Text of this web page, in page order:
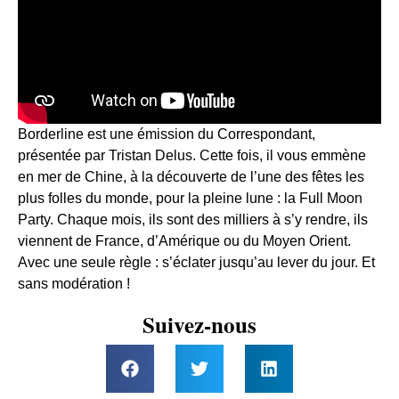
Borderline est une émission du Correspondant,
présentée par Tristan Delus. Cette fois, il vous emmène
en mer de Chine, à la découverte de l’une des fêtes les
plus folles du monde, pour la pleine lune : la Full Moon
Party. Chaque mois, ils sont des milliers à s’y rendre, ils
viennent de France, d’Amérique ou du Moyen Orient.
Avec une seule règle : s’éclater jusqu’au lever du jour. Et
sans modération !
Suivez-nous